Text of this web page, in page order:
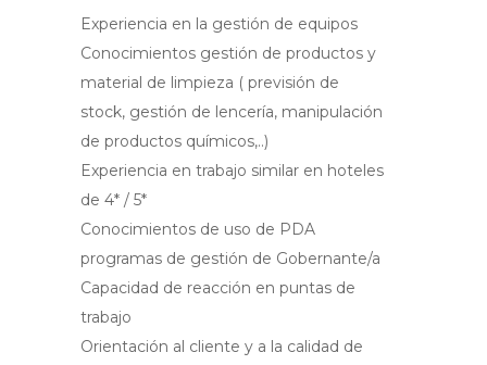
Experiencia en la gestión de equipos
Conocimientos gestión de productos y
material de limpieza ( previsión de
stock, gestión de lencería, manipulación
de productos químicos,..)
Experiencia en trabajo similar en hoteles
de 4* / 5*
Conocimientos de uso de PDA
programas de gestión de Gobernante/a
Capacidad de reacción en puntas de
trabajo
Orientación al cliente y a la calidad de